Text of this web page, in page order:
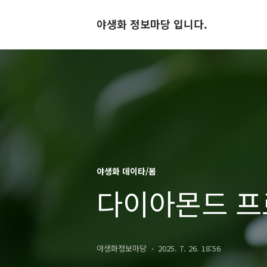
야생화 정보마당 입니다.
야생화 데이타/봄
다이아몬드
야생화정보마당 2025. 7. 26. 18:56